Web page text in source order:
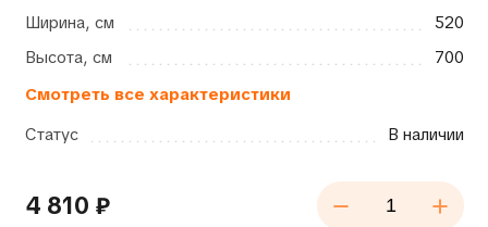
Ширина, см
520
Высота, см
700
Смотреть все характеристики
Статус
В наличии
4 810 ₽